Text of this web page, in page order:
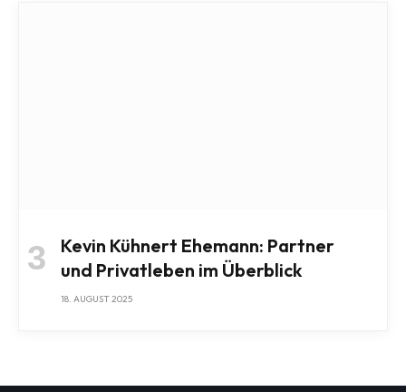
Kevin Kühnert Ehemann: Partner
und Privatleben im Überblick
18. AUGUST 2025